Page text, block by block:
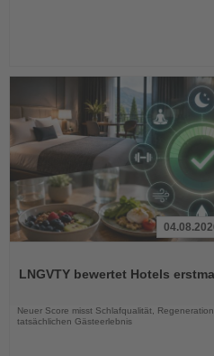
dieLNGVTY bewertet Hotels
Neuer Score misst Schlafqualität,
tatsächlichen Gästeerlebnis